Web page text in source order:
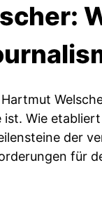
Wie
der
für